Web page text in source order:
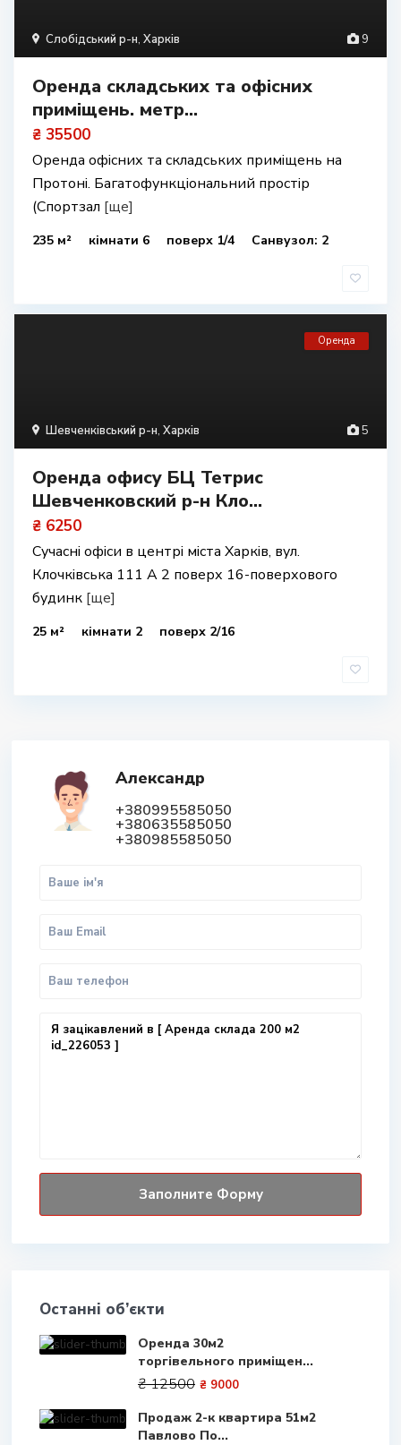
9
Слобідський р-н, Харків
Оренда складських та офісних
приміщень. метр...
₴ 35500
Оренда офісних та складських приміщень на
Протоні. Багатофункціональний простір
(Спортзал [ще]
235 м² кімнати 6 поверх 1/4 Санвузол: 2
5
Шевченківський р-н, Харків
Оренда
Оренда офису БЦ Тетрис
Шевченковский р-н Кло...
₴ 6250
Сучасні офіси в центрі міста Харків, вул.
Клочківська 111 А 2 поверх 16-поверхового
будинк [ще]
25 м² кімнати 2 поверх 2/16
Александр
+380995585050
+380635585050
+380985585050
Останні об’єкти
Оренда 30м2
торгівельного приміщен...
₴ 12500 ₴ 9000
Продаж 2-к квартира 51м2
Павлово По...